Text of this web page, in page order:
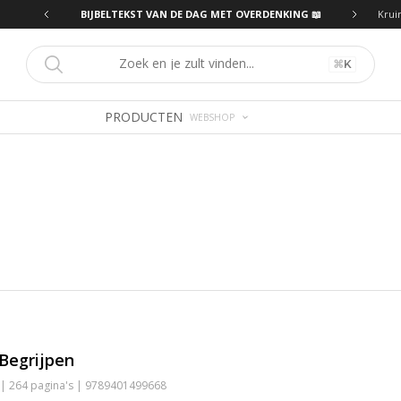
BIJBELTEKST VAN DE DAG MET OVERDENKING 📖
⌘K
PRODUCTEN WEBSHOP
pagina's | 9789401499668